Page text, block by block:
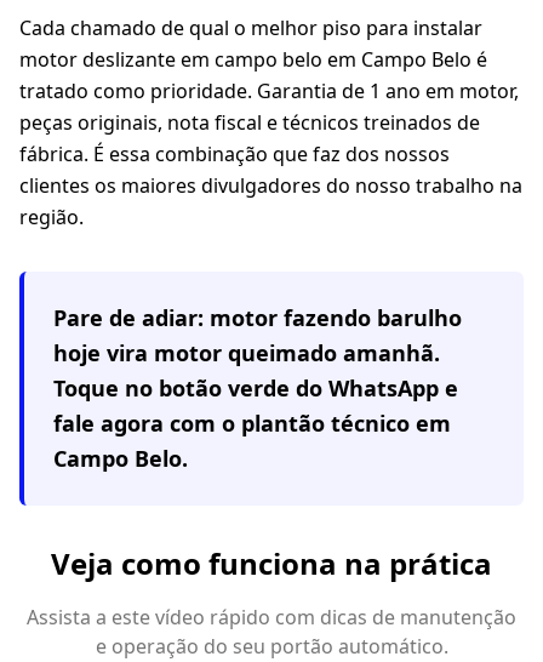
Cada chamado de qual o melhor piso para instalar
motor deslizante em campo belo em Campo Belo é
tratado como prioridade. Garantia de 1 ano em motor,
peças originais, nota fiscal e técnicos treinados de
fábrica. É essa combinação que faz dos nossos
clientes os maiores divulgadores do nosso trabalho na
região.
Pare de adiar: motor fazendo barulho
hoje vira motor queimado amanhã.
Toque no botão verde do WhatsApp e
fale agora com o plantão técnico em
Campo Belo.
Veja como funciona na prática
Assista a este vídeo rápido com dicas de manutenção
e operação do seu portão automático.